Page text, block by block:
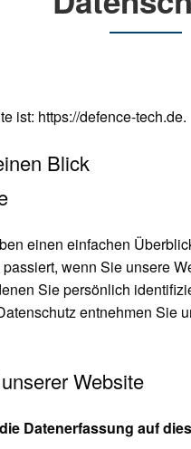
ist: https://defence-tech.de.
Blick
einen einfachen
wenn Sie unsere
Sie persönlich
entnehmen Sie
Website
Datenerfassung auf